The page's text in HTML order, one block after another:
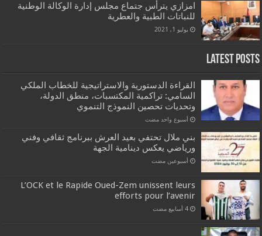
امزازي يترأس جتماع مجلس إدارة الوكالة الوطنية
للنباتات الطبية والعطرية
يوليو 1, 2021
Latest Posts
القراءة الدستورية والاستراتيجية للخطاب الملكي
السامي: تراكمية المكتسبات، منطق الدولة،
وتحديات تحصين النموذج التنموي
‏أسبوع واحد مضت
بني ملال تحتفي بعيد العرش ببرنامج ثقافي وفني
ورياضي يعكس دينامية الجهة
‏أسبوعين مضت
L’OCK et le Rapide Oued-Zem unissent leurs
efforts pour l’avenir
‏4 أسابيع مضت